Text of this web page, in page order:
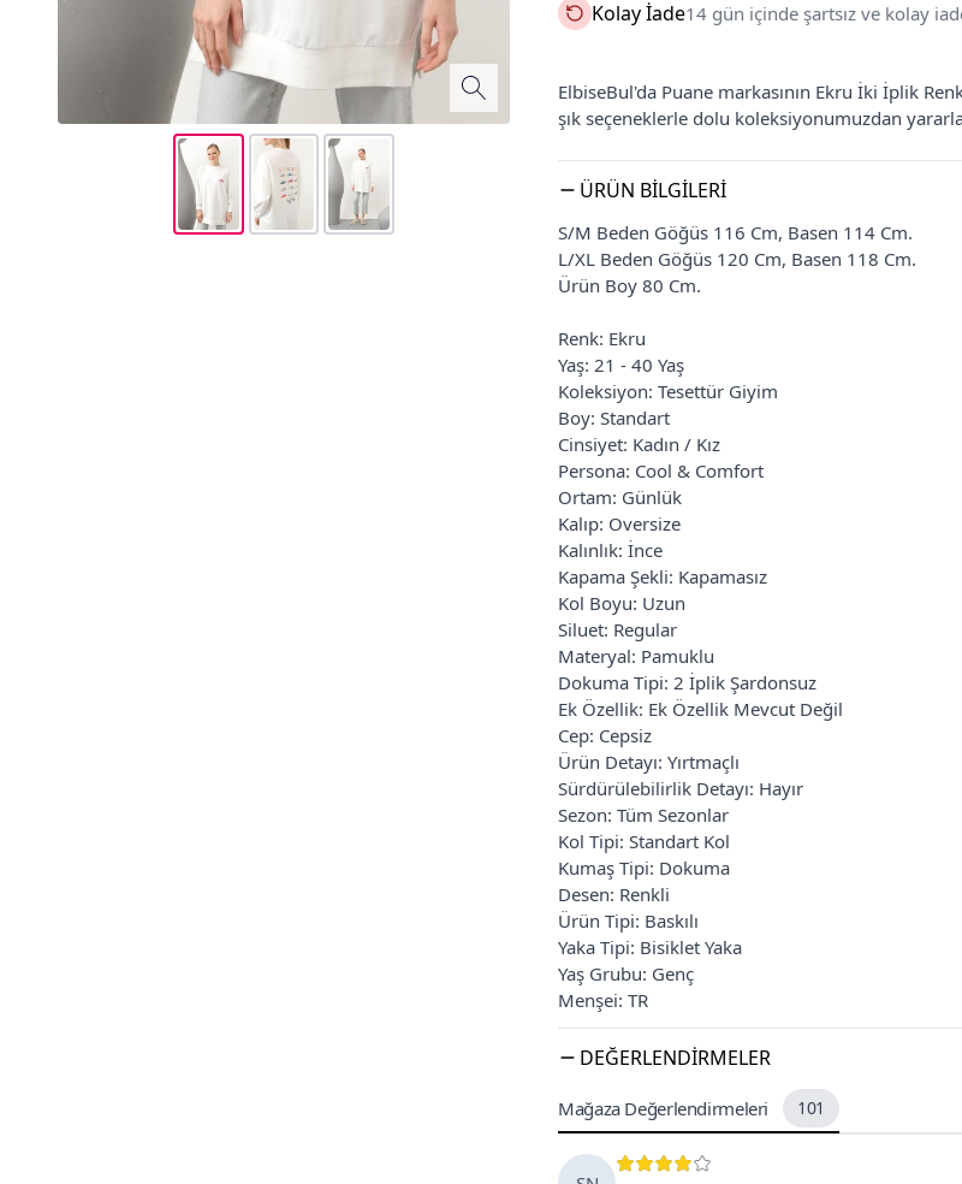
Kolay İade14 gün içinde şartsız ve kolay
ElbiseBul'da Puane markasının Ekru İki İplik
şık seçeneklerle dolu koleksiyonumuzdan
ÜRÜN BILGILERI
S/M Beden Göğüs 116 Cm, Basen 114 Cm.
L/XL Beden Göğüs 120 Cm, Basen 118 Cm.
Ürün Boy 80 Cm.
Renk: Ekru
Yaş: 21 - 40 Yaş
Koleksiyon: Tesettür Giyim
Boy: Standart
Cinsiyet: Kadın / Kız
Persona: Cool & Comfort
Ortam: Günlük
Kalıp: Oversize
Kalınlık: İnce
Kapama Şekli: Kapamasız
Kol Boyu: Uzun
Siluet: Regular
Materyal: Pamuklu
Dokuma Tipi: 2 İplik Şardonsuz
Ek Özellik: Ek Özellik Mevcut Değil
Cep: Cepsiz
Ürün Detayı: Yırtmaçlı
Sürdürülebilirlik Detayı: Hayır
Sezon: Tüm Sezonlar
Kol Tipi: Standart Kol
Kumaş Tipi: Dokuma
Desen: Renkli
Ürün Tipi: Baskılı
Yaka Tipi: Bisiklet Yaka
Yaş Grubu: Genç
Menşei: TR
DEĞERLENDIRMELER
Mağaza Değerlendirmeleri 101